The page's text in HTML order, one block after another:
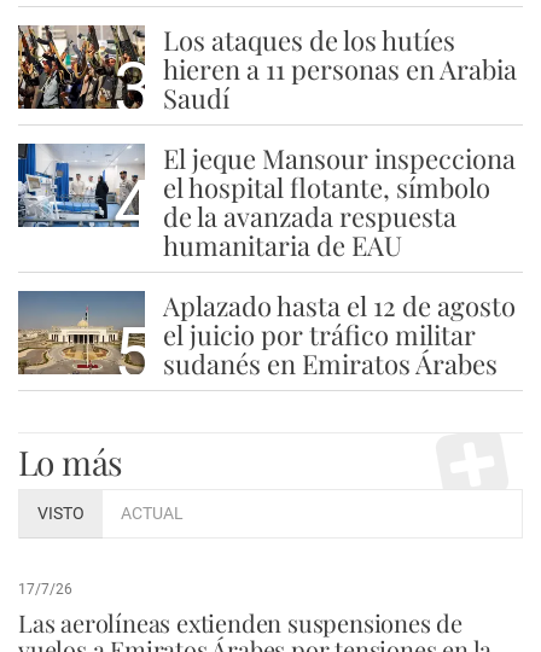
3
Los ataques de los hutíes
hieren a 11 personas en Arabia
Saudí
4
El jeque Mansour inspecciona
el hospital flotante, símbolo
de la avanzada respuesta
humanitaria de EAU
5
Aplazado hasta el 12 de agosto
el juicio por tráfico militar
sudanés en Emiratos Árabes
Lo más
VISTO ACTUAL
17/7/26
Las aerolíneas extienden suspensiones de